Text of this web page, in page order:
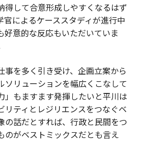
得して合意形成しやすくなるはず
官によるケーススタディが進行中
好意的な反応もいただいていま
事を多く引き受け、企画立案から
ソリューションを幅広くこなして
」もますます発揮したいと平川は
リティとレジリエンスをつなぐベ
の話だとすれば、行政と民間をつ
のがベストミックスだとも言え